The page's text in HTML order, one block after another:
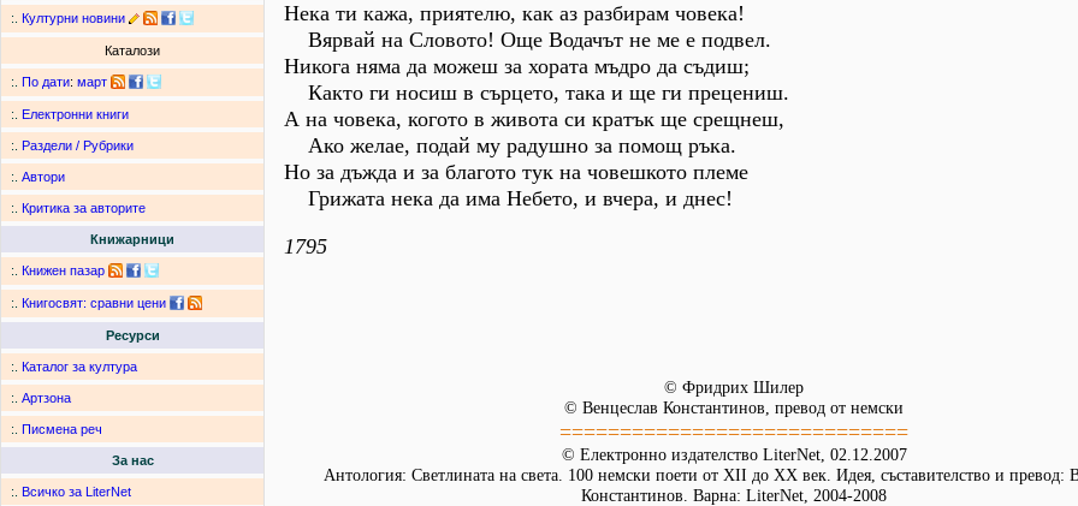
:. Културни новини
Каталози
:. По дати: март
:. Електронни книги
:. Раздели / Рубрики
:. Автори
:. Критика за авторите
Книжарници
:. Книжен пазар
:. Книгосвят: сравни цени
Ресурси
:. Каталог за култура
:. Артзона
:. Писмена реч
За нас
:. Всичко за LiterNet
Нека ти кажа, приятелю, как аз разбирам човека!
Вярвай на Словото! Още Водачът не ме е подвел.
Никога няма да можеш за хората мъдро да съдиш;
Както ги носиш в сърцето, така и ще ги прецениш.
А на човека, когото в живота си кратък ще срещнеш,
Ако желае, подай му радушно за помощ ръка.
Но за дъжда и за благото тук на човешкото племе
Грижата нека да има Небето, и вчера, и днес!
1795
© Фридрих Шилер
© Венцеслав Константинов, превод от немски
=============================
© Електронно издателство LiterNet, 02.12.2007
Антология: Светлината на света. 100 немски поети от XII до XX век. Идея, съставителство и превод:
Константинов. Варна: LiterNet, 2004-2008